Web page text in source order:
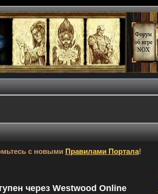
с новыми Правилами Портала!
через Westwood Online